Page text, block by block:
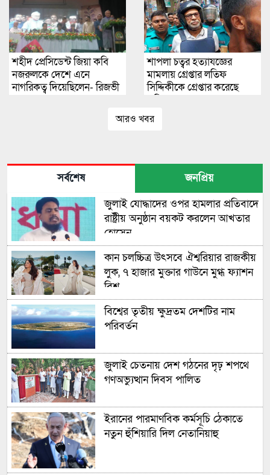
শহীদ প্রেসিডেন্ট জিয়া কবি
নজরুলকে দেশে এনে
নাগরিকত্ব দিয়েছিলেন- রিজভী
শাপলা চত্বর হত্যাযজ্ঞের
মামলায় গ্রেপ্তার লতিফ
সিদ্দিকীকে গ্রেপ্তার করেছে
পুলিশ
আরও খবর
সর্বশেষ জনপ্রিয়
জুলাই যোদ্ধাদের ওপর হামলার প্রতিবাদে
রাষ্ট্রীয় অনুষ্ঠান বয়কট করলেন আখতার
হোসেন
কান চলচ্চিত্র উৎসবে ঐশ্বরিয়ার রাজকীয়
লুক, ৭ হাজার মুক্তার গাউনে মুগ্ধ ফ্যাশন
বিশ্ব
বিশ্বের তৃতীয় ক্ষুদ্রতম দেশটির নাম
পরিবর্তন
জুলাই চেতনায় দেশ গঠনের দৃঢ় শপথে
গণঅভ্যুত্থান দিবস পালিত
ইরানের পারমাণবিক কর্মসূচি ঠেকাতে
নতুন হুঁশিয়ারি দিল নেতানিয়াহু